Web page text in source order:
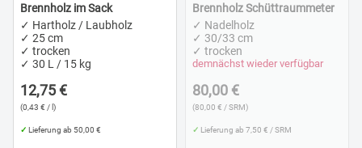
Brennholz im Sack
✓ Hartholz / Laubholz
✓ 25 cm
✓ trocken
✓ 30 L / 15 kg
12,75 €
(0,43 € / l)
✓ Lieferung ab 50,00 €
Brennholz Schüttraummeter
✓ Nadelholz
✓ 30/33 cm
✓ trocken
demnächst wieder verfügbar
80,00 €
(80,00 € / SRM)
✓ Lieferung ab 7,50 € / SRM